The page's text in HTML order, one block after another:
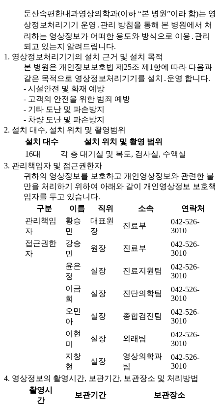
둔산속편한내과영상의학과(이하 “본 병원”이라 함)는 영
상정보처리기기 운영․관리 방침을 통해 본 병원에서 처
리하는 영상정보가 어떠한 용도와 방식으로 이용․관리
되고 있는지 알려드립니다.
1. 영상정보처리기기의 설치 근거 및 설치 목적
본 병원은 개인정보보호법 제25조 제1항에 따라 다음과
같은 목적으로 영상정보처리기기를 설치․운영 합니다.
- 시설안전 및 화재 예방
- 고객의 안전을 위한 범죄 예방
- 기타 도난 및 파손방지
- 차량 도난 및 파손방지
2. 설치 대수, 설치 위치 및 촬영범위
설치 대수
설치 위치 및 촬영 범위
16대
각 층 대기실 및 복도, 검사실, 수액실
3. 관리책임자 및 접근권한자
귀하의 영상정보를 보호하고 개인영상정보와 관련한 불
만을 처리하기 위하여 아래와 같이 개인영상정보 보호책
임자를 두고 있습니다.
구분
이름 직위 소속
연락처
관리책임
자
황승
민
대표원
장
진료부
042-526-
3010
접근권한
자
강승
민
원장 진료부
042-526-
3010
윤은
정
실장 진료지원팀
042-526-
3010
이금
희
실장 진단의학팀
042-526-
3010
오민
아
실장 종합검진팀
042-526-
3010
이현
미
실장 외래팀
042-526-
3010
지창
현
실장
영상의학과
팀
042-526-
3010
4. 영상정보의 촬영시간, 보관기간, 보관장소 및 처리방법
촬영시
간
보관기간 보관장소